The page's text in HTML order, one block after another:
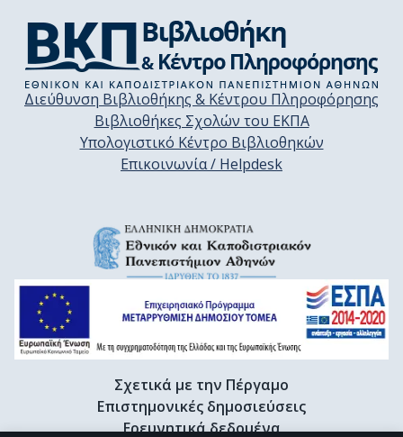
Διεύθυνση Βιβλιοθήκης & Κέντρου Πληροφόρησης
Βιβλιοθήκες Σχολών του ΕΚΠΑ
Υπολογιστικό Κέντρο Βιβλιοθηκών
Επικοινωνία / Helpdesk
Σχετικά με την Πέργαμο
Επιστημονικές δημοσιεύσεις
Ερευνητικά δεδομένα